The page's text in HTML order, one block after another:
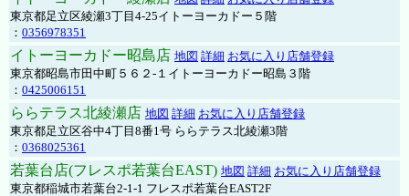
東京都足立区綾瀬3丁目4-25イトーヨーカドー５階
： 0356978351
イトーヨーカドー昭島店 地図 詳細 お気に入り店舗登録
東京都昭島市田中町５６２-１イトーヨーカドー昭島３階
： 0425006151
ららテラス北綾瀬店 地図 詳細 お気に入り店舗登録
東京都足立区谷中4丁目8番1号 ららテラス北綾瀬3階
： 0368025361
若葉台店(フレスポ若葉台EAST) 地図 詳細 お気に入り店舗登録
東京都稲城市若葉台2-1-1 フレスポ若葉台EAST2F